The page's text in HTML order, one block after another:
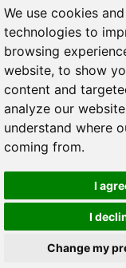
We use cookies
technologies to
browsing
website, to show
content and
analyze our
understand where
coming from.
I
I
Change my
നാലാം നില,
ക്യുബിൻ
സിറ്റി,
+86 13732438706